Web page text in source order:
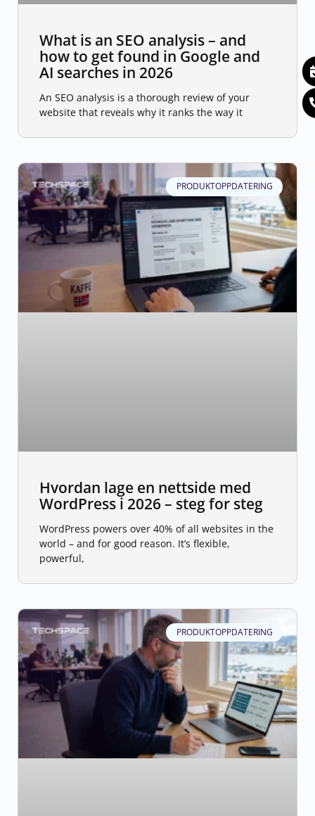
What is an SEO analysis – and
how to get found in Google and
AI searches in 2026
An SEO analysis is a thorough review of your
website that reveals why it ranks the way it
PRODUKTOPPDATERING
Hvordan lage en nettside med
WordPress i 2026 – steg for steg
WordPress powers over 40% of all websites in the
world – and for good reason. It’s flexible,
powerful,
PRODUKTOPPDATERING